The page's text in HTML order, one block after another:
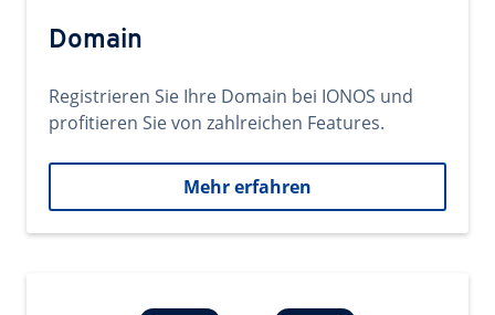
Domain
Registrieren Sie Ihre Domain bei IONOS und
profitieren Sie von zahlreichen Features.
Mehr erfahren